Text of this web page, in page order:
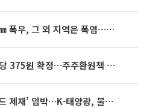
동해안은 시간당 80㎜ 폭우, 그 외 지역은 폭염…‘극과 극 날씨’
SK하이닉스, 분기배당 375원 확정…주주환원책 9월로 앞당겨 발표
美 ‘232조 하이브리드 제재’ 임박…K-태양광, 불확실성 털고 날개 다나